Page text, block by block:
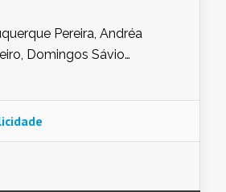
Pereira, Andréa
Domingos Sávio
de Sena, Fátima Peixoto,
Pereira, Kátia Mesel,